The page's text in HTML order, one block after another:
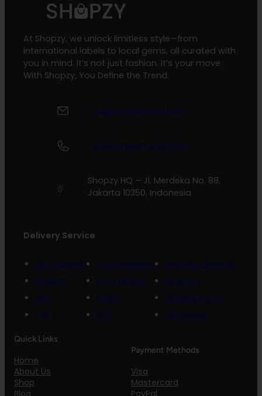
At Shopzy, we unlock limitless style—from
international labels to local gems, all curated with
you in mind. It’s not just fashion. It’s your move.
With Shopzy, You Define the Trend.
support@shopzy.com
support@shopzy.com
Shopzy HQ – Jl. Merdeka No. 88,
Jakarta 10350, Indonesia
Delivery Service
J&T Express
SiCepat
JNE
TIKI
Pos Indonesia
DHL Express
FedEx
UPS
Aramax Logistics
NinjaVan
BlueBird Parcel
GoExpress
Quick Links
Home
About Us
Shop
Payment Methods
Visa
Mastercard
PayPal